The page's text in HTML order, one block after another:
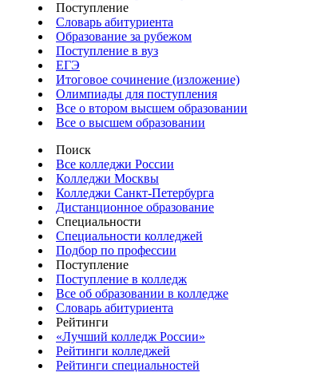
Поступление
Словарь абитуриента
Образование за рубежом
Поступление в вуз
ЕГЭ
Итоговое сочинение (изложение)
Олимпиады для поступления
Все о втором высшем образовании
Все о высшем образовании
Поиск
Все колледжи России
Колледжи Москвы
Колледжи Санкт-Петербурга
Дистанционное образование
Специальности
Специальности колледжей
Подбор по профессии
Поступление
Поступление в колледж
Все об образовании в колледже
Словарь абитуриента
Рейтинги
«Лучший колледж России»
Рейтинги колледжей
Рейтинги специальностей